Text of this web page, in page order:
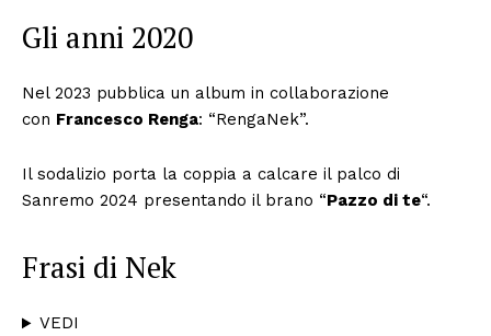
Canale TV 70/80/90
ECONOMIA
SPORT
Gli anni 2020
Nel 2023 pubblica un album in collaborazione
con Francesco Renga: “RengaNek”.
Il sodalizio porta la coppia a calcare il palco di
Sanremo 2024 presentando il brano “Pazzo di te“.
Frasi di Nek
VEDI